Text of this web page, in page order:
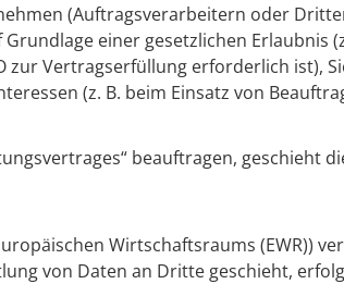
(Auftragsverarbeitern oder
einer gesetzlichen Erlaubnis
zur Vertragserfüllung erforderlich ist),
(z. B. beim Einsatz von
beauftragen, geschieht
Wirtschaftsraums (EWR))
von Daten an Dritte geschieht,